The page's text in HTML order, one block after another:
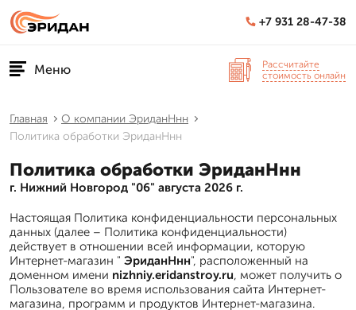
+7 931 28-47-38
Меню
Рассчитайте
стоимость онлайн
Главная
О компании ЭриданНнн
Политика обработки ЭриданНнн
Политика обработки ЭриданНнн
г. Нижний Новгород "06" августа 2026 г.
Настоящая Политика конфиденциальности персональных
данных (далее – Политика конфиденциальности)
действует в отношении всей информации, которую
Интернет-магазин " ЭриданНнн", расположенный на
доменном имени nizhniy.eridanstroy.ru, может получить о
Пользователе во время использования сайта Интернет-
магазина, программ и продуктов Интернет-магазина.